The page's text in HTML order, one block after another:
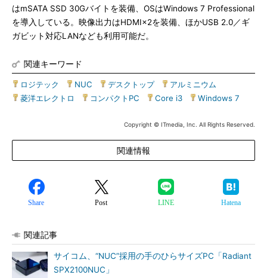
はmSATA SSD 30Gバイトを装備、OSはWindows 7 Professional
を導入している。映像出力はHDMI×2を装備、ほかUSB 2.0／ギ
ガビット対応LANなども利用可能だ。
関連キーワード
ロジテック NUC デスクトップ| アルミニウム
菱洋エレクトロ
コンパクトPC Core i3 Windows 7
Copyright © ITmedia, Inc. All Rights Reserved.
関連情報
Share Post LINE Hatena
関連記事
サイコム、“NUC”採用の手のひらサイズPC「Radiant
SPX2100NUC」